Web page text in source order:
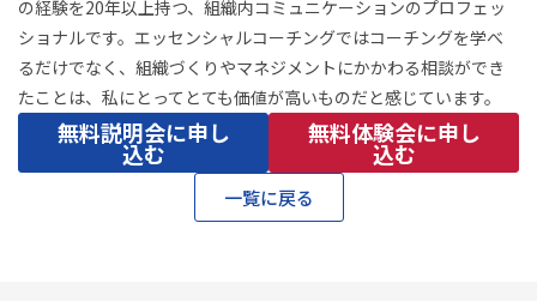
の経験を20年以上持つ、組織内コミュニケーションのプロフェッ
ショナルです。エッセンシャルコーチングではコーチングを学べ
るだけでなく、組織づくりやマネジメントにかかわる相談ができ
たことは、私にとってとても価値が高いものだと感じています。
無料説明会に申し
込む
無料体験会に申し
込む
一覧に戻る